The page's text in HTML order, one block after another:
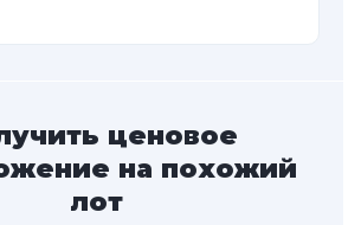
ценовое
на похожий
лот